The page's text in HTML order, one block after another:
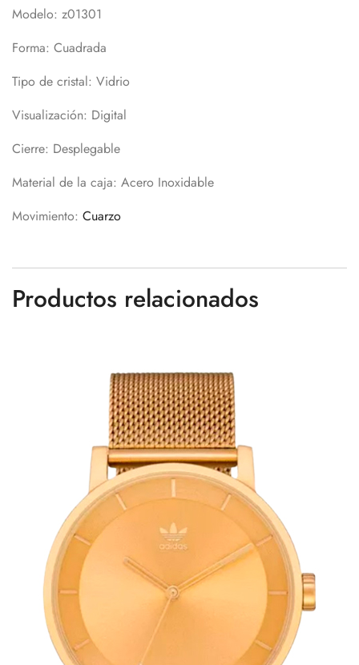
Modelo: z01301
Forma: Cuadrada
Tipo de cristal: Vidrio
Visualización: Digital
Cierre: Desplegable
Material de la caja: Acero Inoxidable
Movimiento: Cuarzo
Productos relacionados